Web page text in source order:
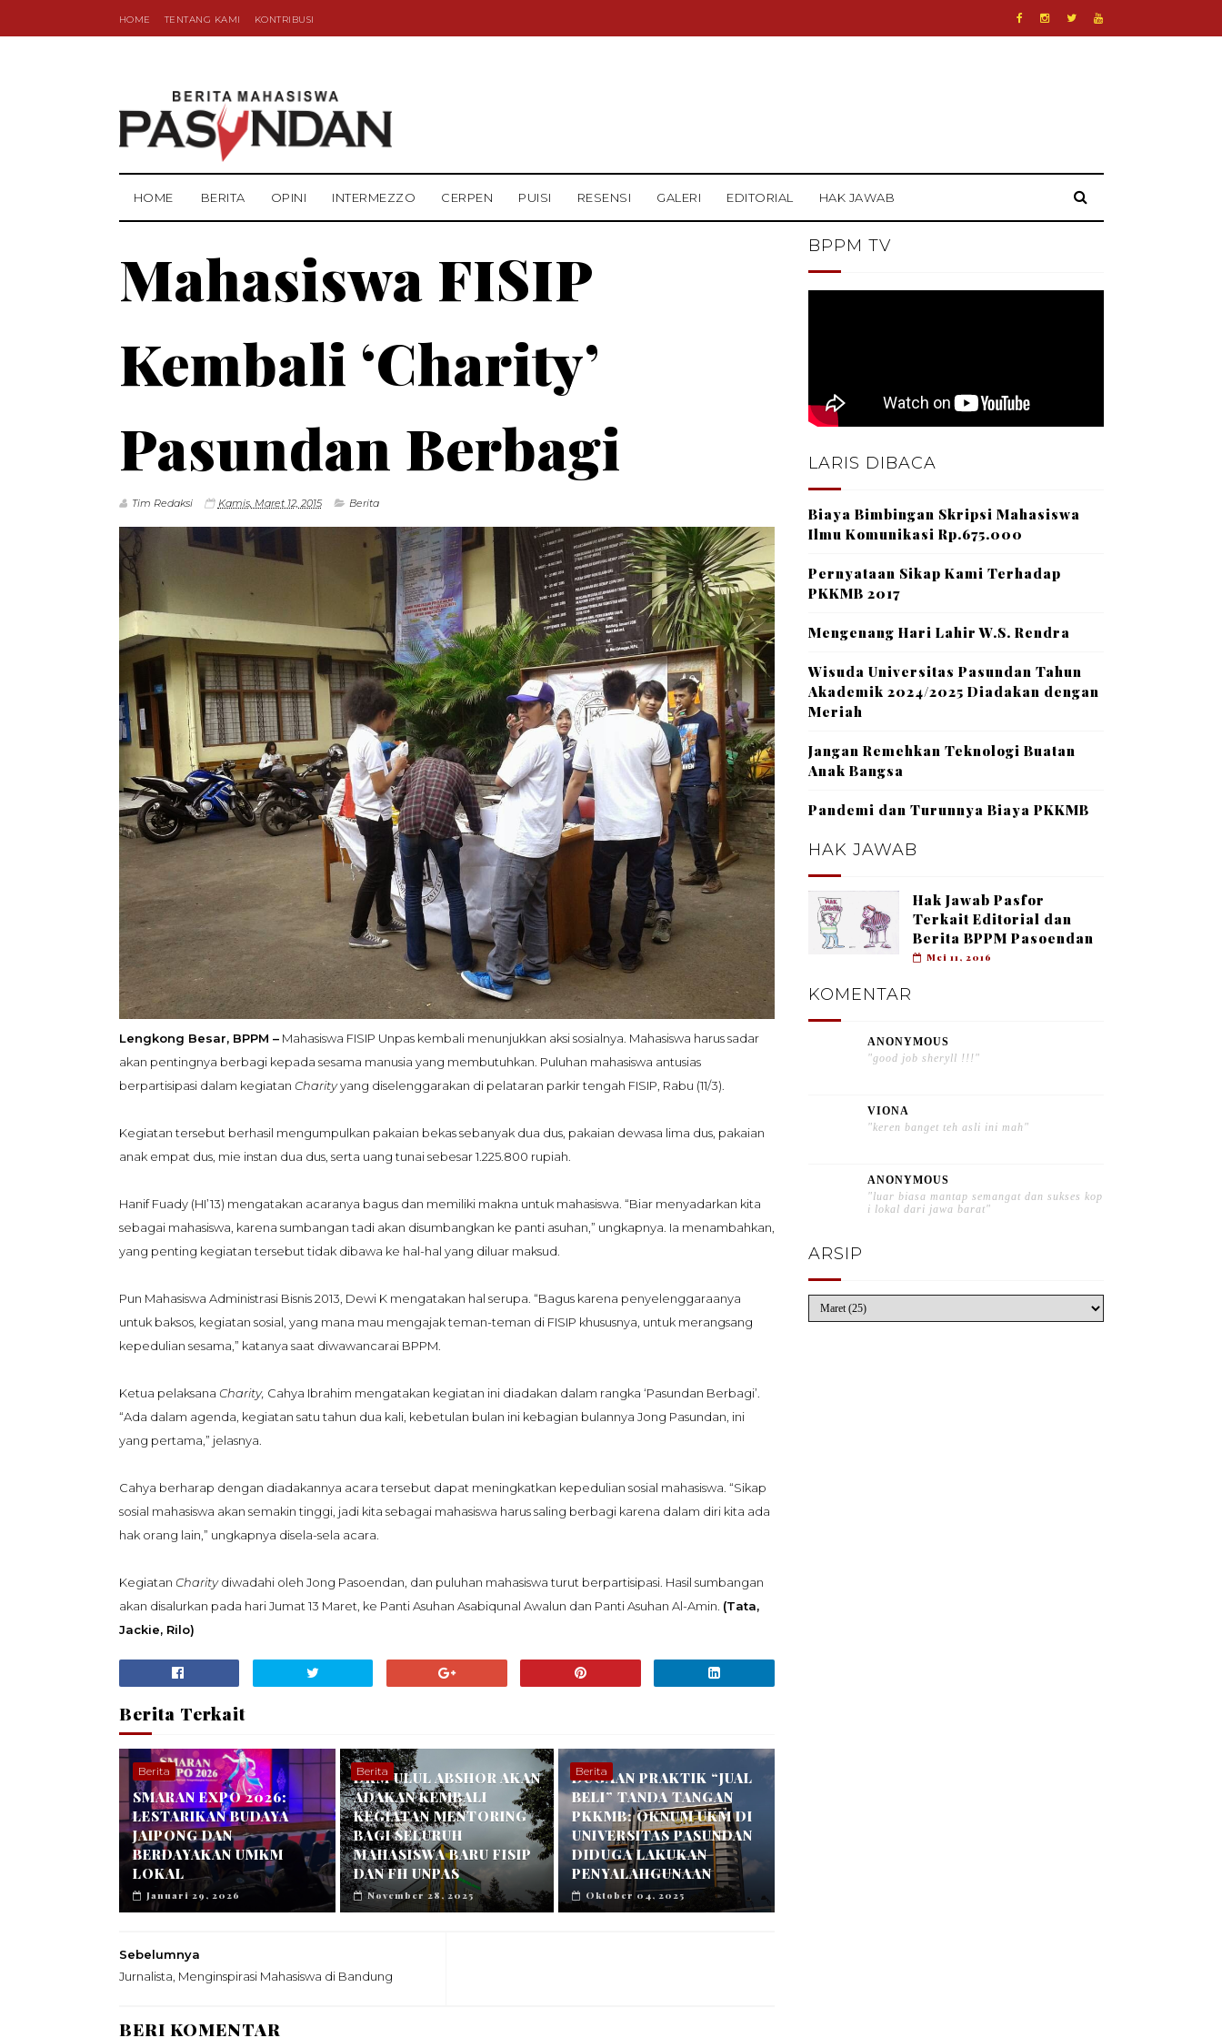
HOME TENTANG KAMI KONTRIBUSI
HOME BERITA OPINI INTERMEZZO CERPEN PUISI RESENSI GALERI EDITORIAL HAK JAWAB
Mahasiswa FISIP
Kembali ‘Charity’
Pasundan Berbagi
Tim Redaksi Kamis, Maret 12, 2015 Berita
Lengkong Besar, BPPM –Mahasiswa FISIP Unpas kembali menunjukkan aksi sosialnya. Mahasiswa harus sadar
akan pentingnya berbagi kepada sesama manusia yang membutuhkan. Puluhan mahasiswa antusias
berpartisipasi dalam kegiatan Charityyang diselenggarakan di pelataran parkir tengah FISIP, Rabu (11/3).
Kegiatan tersebut berhasil mengumpulkan pakaian bekas sebanyak dua dus, pakaian dewasa lima dus, pakaian
anak empat dus, mie instan dua dus, serta uang tunai sebesar 1.225.800 rupiah.
Hanif Fuady (HI’13) mengatakan acaranya bagus dan memiliki makna untuk mahasiswa. “Biar menyadarkan kita
sebagai mahasiswa, karena sumbangan tadi akan disumbangkan ke panti asuhan,” ungkapnya. Ia menambahkan,
yang penting kegiatan tersebut tidak dibawa ke hal-hal yang diluar maksud.
Pun Mahasiswa Administrasi Bisnis 2013, Dewi K mengatakan hal serupa. “Bagus karena penyelenggaraanya
untuk baksos, kegiatan sosial, yang mana mau mengajak teman-teman di FISIP khususnya, untuk merangsang
kepedulian sesama,” katanya saat diwawancarai BPPM.
Ketua pelaksana Charity, Cahya Ibrahim mengatakan kegiatan ini diadakan dalam rangka ‘Pasundan Berbagi’.
“Ada dalam agenda, kegiatan satu tahun dua kali, kebetulan bulan ini kebagian bulannya Jong Pasundan, ini
yang pertama,” jelasnya.
Cahya berharap dengan diadakannya acara tersebut dapat meningkatkan kepedulian sosial mahasiswa. “Sikap
sosial mahasiswa akan semakin tinggi, jadi kita sebagai mahasiswa harus saling berbagi karena dalam diri kita ada
hak orang lain,” ungkapnya disela-sela acara.
Kegiatan Charitydiwadahi oleh Jong Pasoendan, dan puluhan mahasiswa turut berpartisipasi. Hasil sumbangan
akan disalurkan pada hari Jumat 13 Maret, ke Panti Asuhan Asabiqunal Awalun dan Panti Asuhan Al-Amin. (Tata,
Jackie, Rilo)
Berita Terkait
Berita
SMARAN EXPO 2026:
LESTARIKAN BUDAYA
JAIPONG DAN
BERDAYAKAN UMKM
LOKAL
Januari 29, 2026
Berita
DKM ULUL ABSHOR AKAN
ADAKAN KEMBALI
KEGIATAN MENTORING
BAGI SELURUH
MAHASISWA BARU FISIP
DAN FH UNPAS
November 28, 2025
Berita
DUGAAN PRAKTIK “JUAL
BELI” TANDA TANGAN
PKKMB: OKNUM UKM DI
UNIVERSITAS PASUNDAN
DIDUGA LAKUKAN
PENYALAHGUNAAN
Oktober 04, 2025
Sebelumnya
Jurnalista, Menginspirasi Mahasiswa di Bandung
BERI KOMENTAR
BPPM TV
LARIS DIBACA
Biaya Bimbingan Skripsi Mahasiswa
Ilmu Komunikasi Rp.675.000
Pernyataan Sikap Kami Terhadap
PKKMB 2017
Mengenang Hari Lahir W.S. Rendra
Wisuda Universitas Pasundan Tahun
Akademik 2024/2025 Diadakan dengan
Meriah
Jangan Remehkan Teknologi Buatan
Anak Bangsa
Pandemi dan Turunnya Biaya PKKMB
HAK JAWAB
Hak Jawab Pasfor
Terkait Editorial dan
Berita BPPM Pasoendan
Mei 11, 2016
KOMENTAR
ANONYMOUS
"good job sheryll !!!"
VIONA
"keren banget teh asli ini mah"
ANONYMOUS
"luar biasa mantap semangat dan sukses kop
i lokal dari jawa barat"
ARSIP